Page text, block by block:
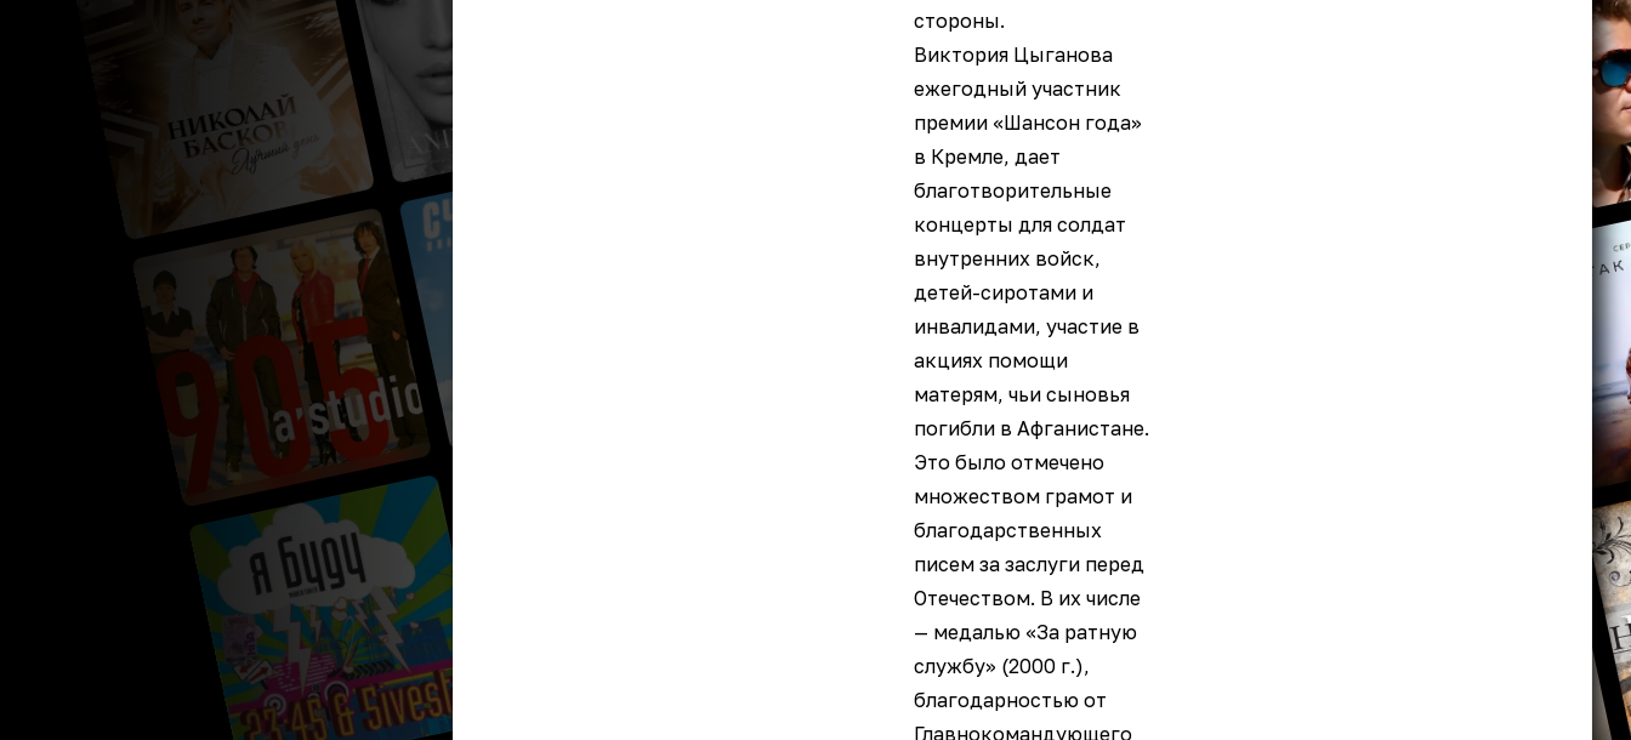
стороны.
Виктория Цыганова
ежегодный участник
премии «Шансон года»
в Кремле, дает
благотворительные
концерты для солдат
внутренних войск,
детей-сиротами и
инвалидами, участие в
акциях помощи
матерям, чьи сыновья
погибли в Афганистане.
Это было отмечено
множеством грамот и
благодарственных
писем за заслуги перед
Отечеством. В их числе
— медалью «За ратную
службу» (2000 г.),
благодарностью от
Главнокомандующего